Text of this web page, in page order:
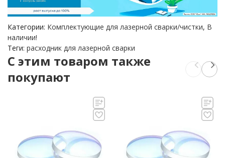
Категории: Комплектующие для лазерной сварки/чистки, В
наличии!
Теги: расходник для лазерной сварки
C этим товаром также
покупают